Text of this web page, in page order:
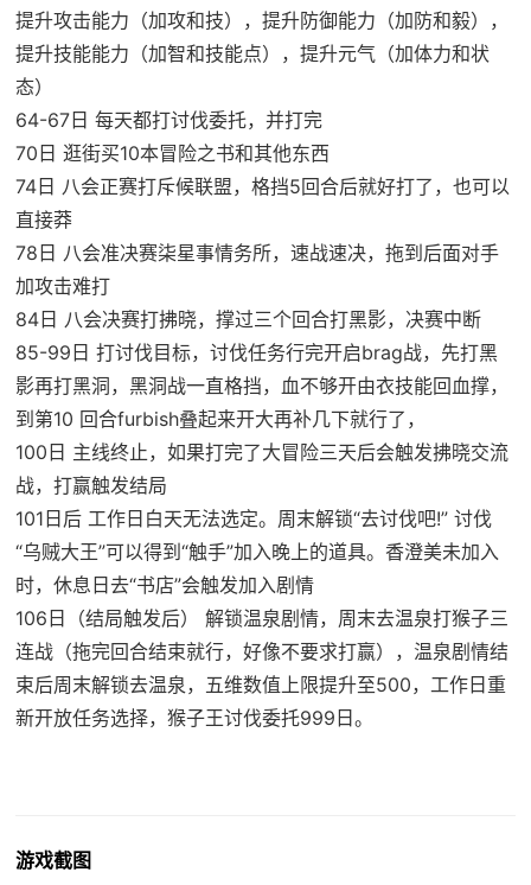
提升攻击能力（加攻和技），提升防御能力（加防和毅），
提升技能能力（加智和技能点），提升元气（加体力和状
态）
64-67日 每天都打讨伐委托，并打完
70日 逛街买10本冒险之书和其他东西
74日 八会正赛打斥候联盟，格挡5回合后就好打了，也可以
直接莽
78日 八会准决赛柒星事情务所，速战速决，拖到后面对手
加攻击难打
84日 八会决赛打拂晓，撑过三个回合打黑影，决赛中断
85-99日 打讨伐目标，讨伐任务行完开启brag战，先打黑
影再打黑洞，黑洞战一直格挡，血不够开由衣技能回血撑，
到第10 回合furbish叠起来开大再补几下就行了，
100日 主线终止，如果打完了大冒险三天后会触发拂晓交流
战，打赢触发结局
101日后 工作日白天无法选定。周末解锁“去讨伐吧!” 讨伐
“乌贼大王”可以得到“触手”加入晚上的道具。香澄美未加入
时，休息日去“书店”会触发加入剧情
106日（结局触发后） 解锁温泉剧情，周末去温泉打猴子三
连战（拖完回合结束就行，好像不要求打赢），温泉剧情结
束后周末解锁去温泉，五维数值上限提升至500，工作日重
新开放任务选择，猴子王讨伐委托999日。
游戏截图